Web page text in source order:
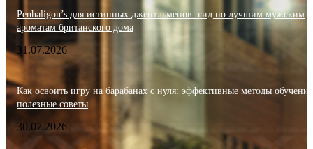
Penhaligon’s для истинных джентльменов: гид по лучшим мужским
ароматам британского дома
31.07.2026
Как освоить игру на барабанах с нуля: эффективные методы
полезные советы
30.07.2026